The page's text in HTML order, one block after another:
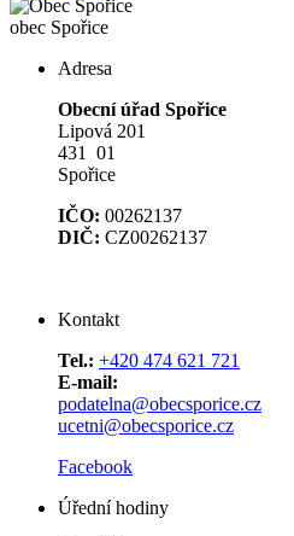
obec Spořice
Adresa
Obecní úřad Spořice
Lipová 201
431 01
Spořice
IČO: 00262137
DIČ: CZ00262137
Kontakt
Tel.: +420 474 621 721
E-mail:
podatelna@obecsporice.cz
ucetni@obecsporice.cz
Facebook
Úřední hodiny